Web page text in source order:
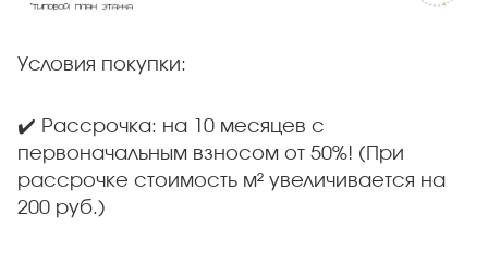
Условия покупки:
✔️ Рассрочка: на 10 месяцев с
первоначальным взносом от 50%! (При
рассрочке стоимость м² увеличивается на
200 руб.)